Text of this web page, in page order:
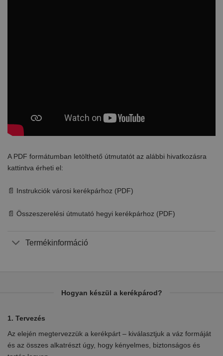
A PDF formátumban letölthető útmutatót az alábbi hivatkozásra
kattintva érheti el:
📄 Instrukciók városi kerékpárhoz (PDF)
📄 Összeszerelési útmutató hegyi kerékpárhoz (PDF)
Termékinformáció
Hogyan készül a kerékpárod?
1. Tervezés
Az elején megtervezzük a kerékpárt – kiválasztjuk a váz formáját
és az összes alkatrészt úgy, hogy kényelmes, biztonságos és